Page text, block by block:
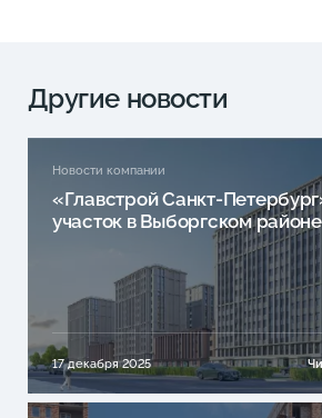
Другие новости
Новости компании
«Главстрой Санкт-
участок в Выборгском районе
17 декабря 2025